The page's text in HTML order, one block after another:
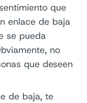
que
enlace de baja
se pueda
no
que deseen
de baja, te